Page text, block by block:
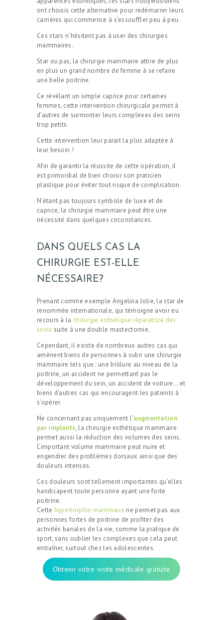
ont choisis cette alternative pour redémarrer leurs
carrières qui commence à s’essouffler peu à peu.
Ces stars n’hésitent pas à user des chirurgies
mammaires.
Star ou pas, la chirurgie mammaire attire de plus
en plus un grand nombre de femme à se refaire
une belle poitrine.
Ce révélant un simple caprice pour certaines
femmes, cette intervention chirurgicale permet à
d’autres de surmonter leurs complexes des seins
trop petits.
Cette intervention leur parait la plus adaptée à
leur besoin !
Afin de garantir la réussite de cette opération, il
est primordial de bien choisir son praticien
plastique pour éviter tout risque de complication.
N’étant pas toujours symbole de luxe et de
caprice, la chirurgie mammaire peut être une
nécessité dans quelques circonstances.
DANS QUELS CAS LA
CHIRURGIE EST-ELLE
NÉCESSAIRE?
Prenant comme exemple Angelina Jolie, la star de
renommée internationale, qui témoigne avoir eu
recours à la chirurgie esthétique réparatrice des
seins suite à une double mastectomie.
Cependant, il existe de nombreux autres cas qui
amènent biens de personnes à subir une chirurgie
mammaire tels que : une brûlure au niveau de la
poitrine, un accident ne permettant pas le
développement du sein, un accident de voiture… et
biens d’autres cas qui encouragent les patients à
s’opérer.
Ne concernant pas uniquement l’augmentation
par implants, la chirurgie esthétique mammaire
permet aussi la réduction des volumes des seins.
L’important volume mammaire peut nuire et
engendrer des problèmes dorsaux ainsi que des
douleurs intenses.
Ces douleurs sont tellement importantes qu’elles
handicapent toute personne ayant une forte
poitrine.
Cette hypertrophie mammaire ne permet pas aux
personnes fortes de poitrine de profiter des
activités banales de la vie, comme la pratique de
sport, sans oublier les complexes que cela peut
entraîner, surtout chez les adolescentes.
Obtenir votre visite médicale gratuite